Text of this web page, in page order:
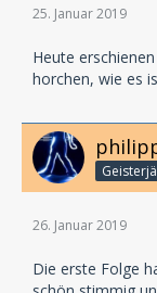
25. Januar 2019
Heute
horchen, wie es
26. Januar 2019
Die erste Folge